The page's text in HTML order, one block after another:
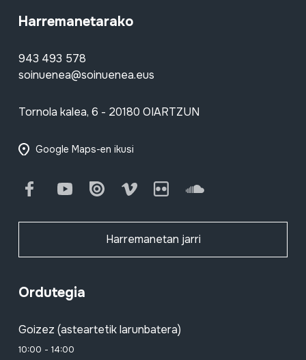
Harremanetarako
943 493 578
soinuenea@soinuenea.eus
Tornola kalea, 6 - 20180 OIARTZUN
Google Maps-en ikusi
FacebookYoutube Issuu Vimeo Flickr SoundCloud
Harremanetan jarri
Ordutegia
Goizez (asteartetik larunbatera)
10:00 - 14:00